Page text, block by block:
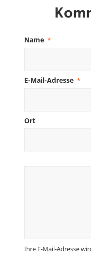
Name *
E-Mail-Adresse *
Ort
Ihre E-Mail-Adresse